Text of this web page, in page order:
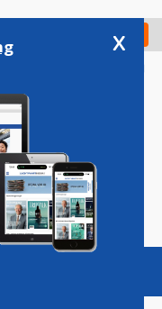
Check in
Vacatures
x